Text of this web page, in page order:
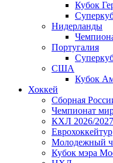
Кубок
Нидерланды
Португалия
США
Кубок
Хоккей
Сборная
Чемпионат
КХЛ 2026/2027
Еврохоккейтур
Молодежный
Кубок мэра